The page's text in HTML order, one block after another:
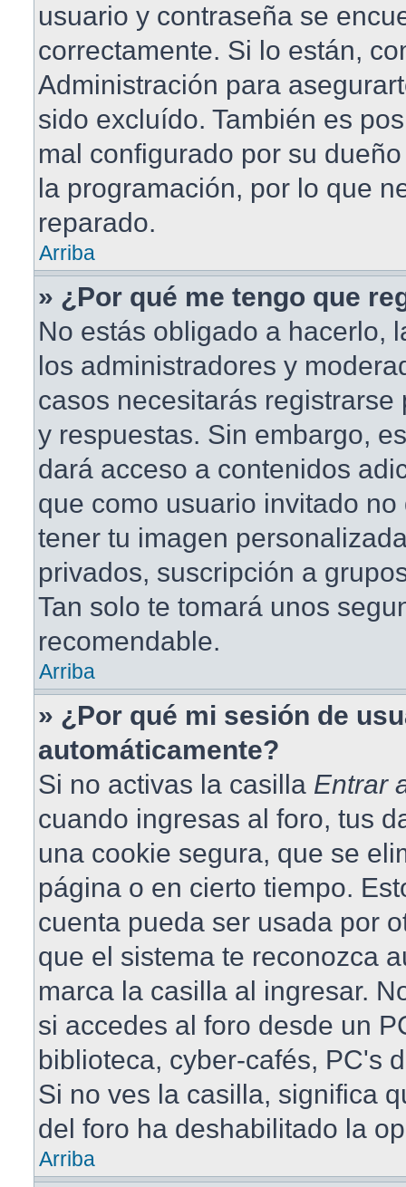
usuario y contraseña se
correctamente. Si lo están,
Administración para
sido excluído. También es
mal configurado por su
la programación, por lo que
reparado.
Arriba
» ¿Por qué me tengo que
No estás obligado a hacerlo,
los administradores y
casos necesitarás registrarse
y respuestas. Sin embargo,
dará acceso a contenidos
que como usuario invitado
tener tu imagen
privados, suscripción a
Tan solo te tomará unos
recomendable.
Arriba
» ¿Por qué mi sesión de
automáticamente?
Si no activas la casilla Entrar
cuando ingresas al foro, tus
una cookie segura, que se
página o en cierto tiempo.
cuenta pueda ser usada por
que el sistema te reconozca
marca la casilla al ingresar.
si accedes al foro desde un
biblioteca, cyber-cafés, PC's
Si no ves la casilla, significa
del foro ha deshabilitado la
Arriba